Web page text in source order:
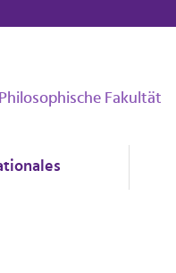
Philosophische Fakultät